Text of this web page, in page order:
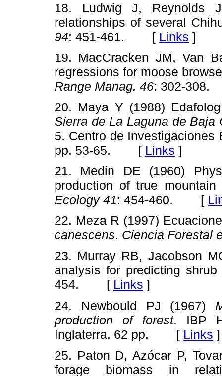
18. Ludwig J, Reynolds
relationships of several
94: 451-461. [ Links ]
19. MacCracken JM, Van
regressions for moose
Range Manag. 46: 302-
20. Maya Y (1988)
Sierra de La Laguna de Baja
5. Centro de Investigaciones
pp. 53-65. [ Links ]
21. Medin DE (1960)
production of true mountain
Ecology 41: 454-460. [
22. Meza R (1997)
canescens. Ciencia Forestal
23. Murray RB, Jacobson
analysis for predicting
454. [ Links ]
24. Newbould PJ (1967)
production of forest. IBP
Inglaterra. 62 pp. [ Links ]
25. Paton D, Azócar P,
forage biomass in